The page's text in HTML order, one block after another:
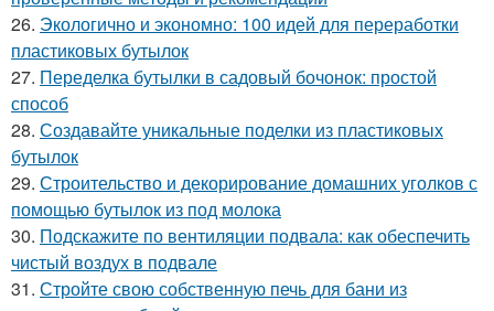
26. Экологично и экономно: 100 идей для переработки
пластиковых бутылок
27. Переделка бутылки в садовый бочонок: простой
способ
28. Создавайте уникальные поделки из пластиковых
бутылок
29. Строительство и декорирование домашних уголков с
помощью бутылок из под молока
30. Подскажите по вентиляции подвала: как обеспечить
чистый воздух в подвале
31. Стройте свою собственную печь для бани из